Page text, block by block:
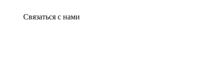
Связаться с нами